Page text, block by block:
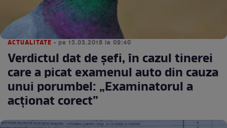
ACTUALITATE • pe 15.03.2018 la 09:40
Verdictul dat de șefi, în cazul tinerei
care a picat examenul auto din cauza
unui porumbel: „Examinatorul a
acționat corect”